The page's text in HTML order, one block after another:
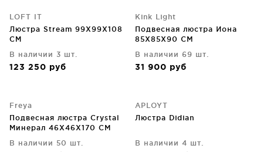
LOFT IT
Люстра Stream 99X99X108
CM
В наличии 3 шт.
123 250 руб
Kink Light
Подвесная люстра Иона
85X85X90 CM
В наличии 69 шт.
31 900 руб
Freya
Подвесная люстра Crystal
Минерал 46X46X170 CM
В наличии 50 шт.
APLOYT
Люстра Didian
В наличии 4 шт.